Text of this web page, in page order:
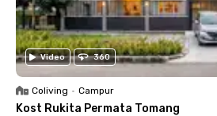
Video 360
Coliving • Campur
Kost Rukita Permata Tomang